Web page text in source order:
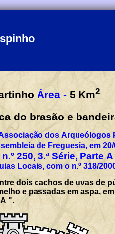
Área - 5 Km2
heráldica do brasão e
dos Arqueólogos
de Freguesia, em 20/
250, 3.ª Série, Parte
Locais, com o n.º 318/
dois cachos de uvas de
e passadas em aspa,
".